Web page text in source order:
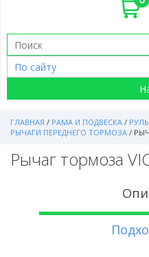
ГЛАВНАЯ / РАМА И ПОДВЕСКА /
РЫЧАГИ ПЕРЕДНЕГО ТОРМОЗА /
Рычаг тормоза